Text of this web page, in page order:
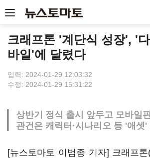
크래프톤 '계단식 성장', '
바일'에 달렸다
입력: 2024-01-29 12:03:32
수정: 2024-01-29 15:31:22
상반기 정식 출시 앞두고 모바일
관건은 캐릭터·시나리오 등 '애셋'
[뉴스토마토 이범종 기자] 크래프